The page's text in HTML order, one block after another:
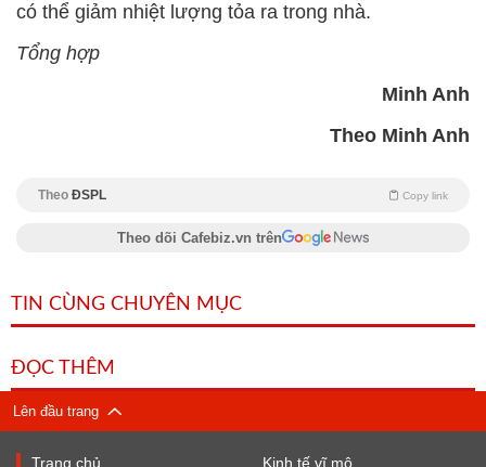
có thể giảm nhiệt lượng tỏa ra trong nhà.
Tổng hợp
Minh Anh
Theo Minh Anh
Theo ĐSPL Copy link
Theo dõi Cafebiz.vn trên
TIN CÙNG CHUYÊN MỤC
ĐỌC THÊM
Lên đầu trang
Trang chủ Kinh tế vĩ mô